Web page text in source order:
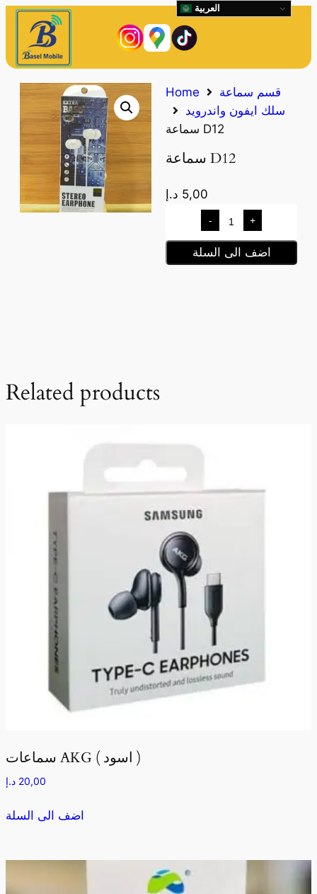
Home
قسم سماعة
سلك ايفون واندرويد
سماعة D12
سماعة D12
5,00 د.إ
- +
اضف الى السلة
Related products
سماعات AKG ( اسود )
20,00 د.إ
اضف الى السلة
العربية